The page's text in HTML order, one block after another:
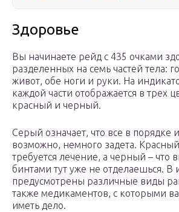
Здоровье
Вы начинаете рейд с 435 очками
разделенных на семь частей тела:
живот, обе ноги и руки. На
каждой части отображается в трех
красный и черный.
Серый означает, что все в порядке
возможно, немного задета. Красный
требуется лечение, а черный – что
бинтами тут уже не отделаешься. В
предусмотрены различные виды
также медикаментов, с которыми
иметь дело.